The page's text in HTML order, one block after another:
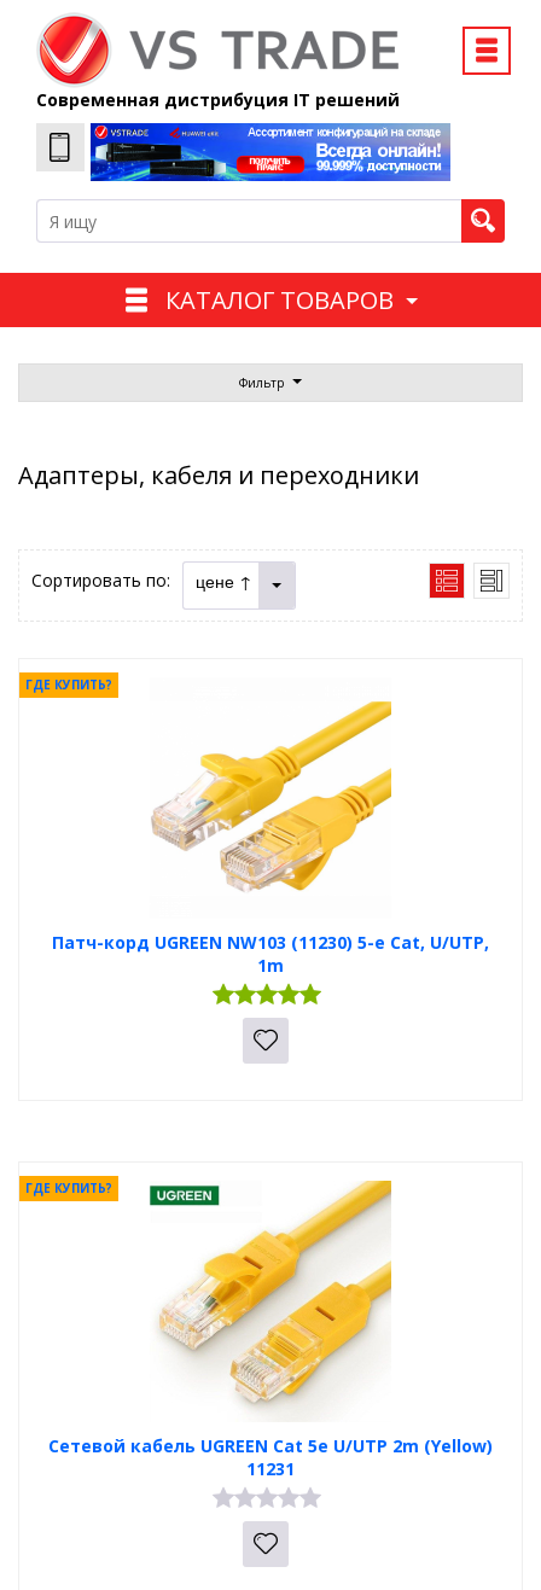
Современная дистрибуция IT решений
КАТАЛОГ ТОВАРОВ
Фильтр
Адаптеры, кабеля и переходники
Сортировать по: цене ↑
Патч-корд UGREEN NW103 (11230) 5-e Cat, U/UTP,
1m
ГДЕ КУПИТЬ?
Сетевой кабель UGREEN Cat 5e U/UTP 2m (Yellow)
11231
ГДЕ КУПИТЬ?